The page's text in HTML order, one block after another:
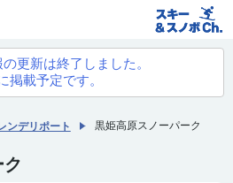
更新は終了しました。
掲載予定です。
ンデリポート 黒姫高原スノーパーク